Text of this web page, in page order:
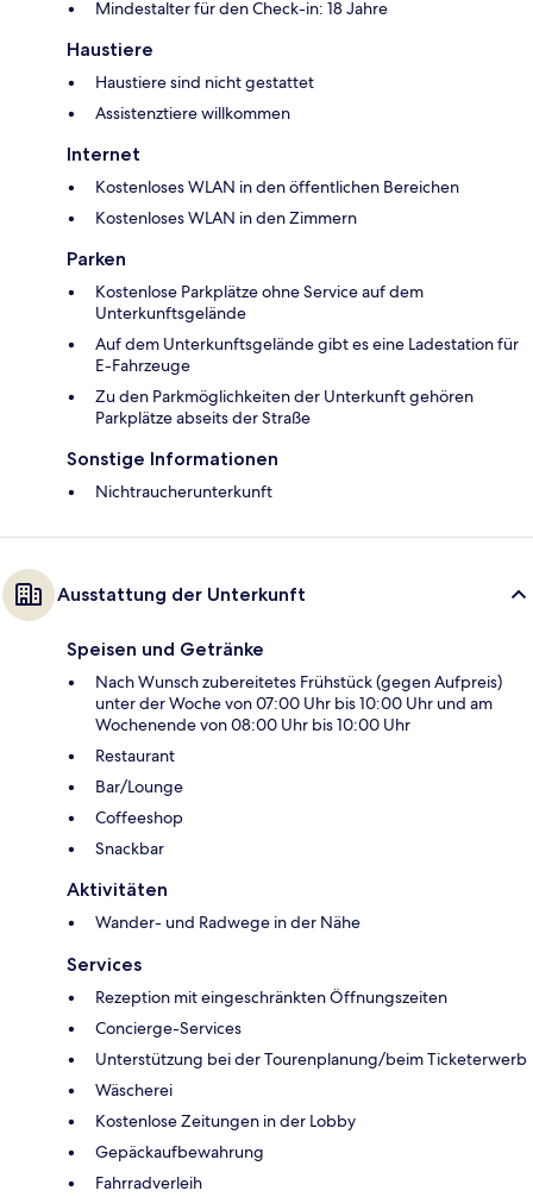
Mindestalter für den Check-in: 18 Jahre
Haustiere
Haustiere sind nicht gestattet
Assistenztiere willkommen
Internet
Kostenloses WLAN in den öffentlichen Bereichen
Kostenloses WLAN in den Zimmern
Parken
Kostenlose Parkplätze ohne Service auf dem
Unterkunftsgelände
Auf dem Unterkunftsgelände gibt es eine Ladestation für
E-Fahrzeuge
Zu den Parkmöglichkeiten der Unterkunft gehören
Parkplätze abseits der Straße
Sonstige Informationen
Nichtraucherunterkunft
Ausstattung der Unterkunft
Speisen und Getränke
Nach Wunsch zubereitetes Frühstück (gegen Aufpreis)
unter der Woche von 07:00 Uhr bis 10:00 Uhr und am
Wochenende von 08:00 Uhr bis 10:00 Uhr
Restaurant
Bar/Lounge
Coffeeshop
Snackbar
Aktivitäten
Wander- und Radwege in der Nähe
Services
Rezeption mit eingeschränkten Öffnungszeiten
Concierge-Services
Unterstützung bei der Tourenplanung/beim Ticketerwerb
Wäscherei
Kostenlose Zeitungen in der Lobby
Gepäckaufbewahrung
Fahrradverleih